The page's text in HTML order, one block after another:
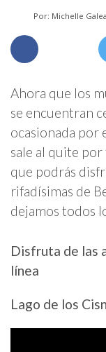
Por: Michelle
Ahora que los
se encuentran
ocasionada por
sale al quite por
que podrás
rifadísimas de
dejamos todos
Disfruta de las
línea
Lago de los